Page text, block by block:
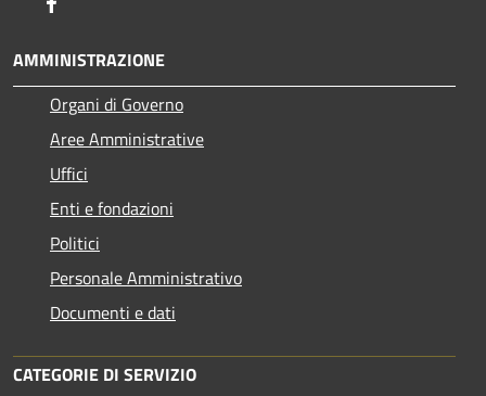
AMMINISTRAZIONE
Organi di Governo
Aree Amministrative
Uffici
Enti e fondazioni
Politici
Personale Amministrativo
Documenti e dati
CATEGORIE DI SERVIZIO